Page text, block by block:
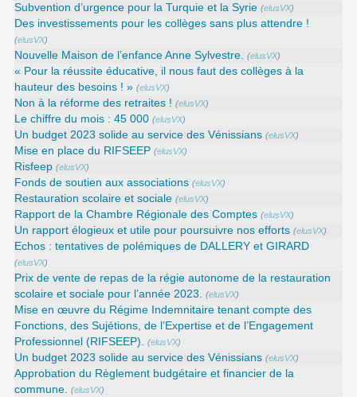
Subvention d’urgence pour la Turquie et la Syrie (elusVX)
Des investissements pour les collèges sans plus attendre !
(elusVX)
Nouvelle Maison de l’enfance Anne Sylvestre. (elusVX)
« Pour la réussite éducative, il nous faut des collèges à la
hauteur des besoins ! » (elusVX)
Non à la réforme des retraites ! (elusVX)
Le chiffre du mois : 45 000 (elusVX)
Un budget 2023 solide au service des Vénissians (elusVX)
Mise en place du RIFSEEP (elusVX)
Risfeep (elusVX)
Fonds de soutien aux associations (elusVX)
Restauration scolaire et sociale (elusVX)
Rapport de la Chambre Régionale des Comptes (elusVX)
Un rapport élogieux et utile pour poursuivre nos efforts (elusVX)
Echos : tentatives de polémiques de DALLERY et GIRARD
(elusVX)
Prix de vente de repas de la régie autonome de la restauration
scolaire et sociale pour l’année 2023. (elusVX)
Mise en œuvre du Régime Indemnitaire tenant compte des
Fonctions, des Sujétions, de l’Expertise et de l’Engagement
Professionnel (RIFSEEP). (elusVX)
Un budget 2023 solide au service des Vénissians (elusVX)
Approbation du Règlement budgétaire et financier de la
commune. (elusVX)